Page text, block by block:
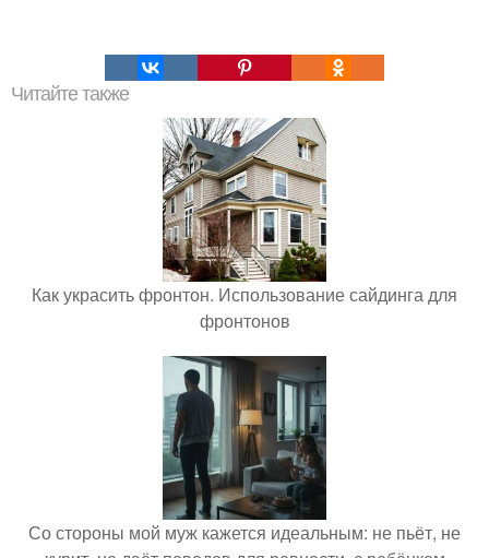
Читайте также
Как украсить фронтон. Использование сайдинга для
фронтонов
Со стороны мой муж кажется идеальным: не пьёт, не